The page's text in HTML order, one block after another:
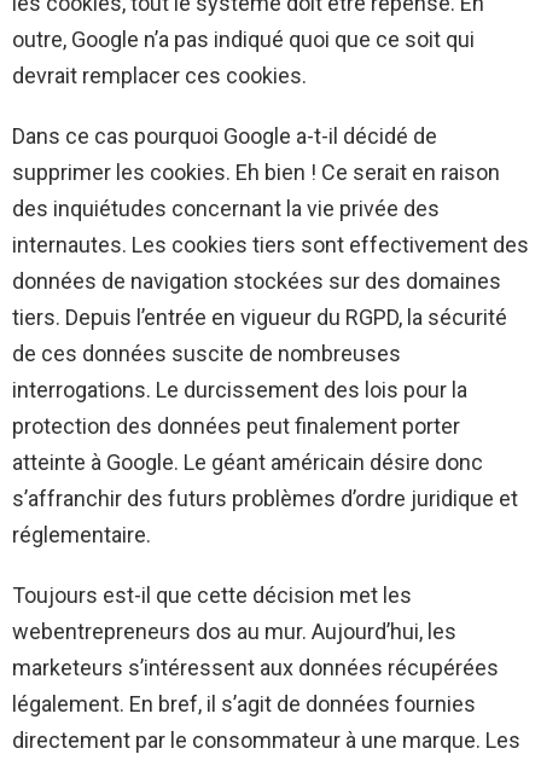
outre, Google n’a pas indiqué quoi que ce soit qui
devrait remplacer ces cookies.
Dans ce cas pourquoi Google a-t-il décidé de
supprimer les cookies. Eh bien ! Ce serait en raison
des inquiétudes concernant la vie privée des
internautes. Les cookies tiers sont effectivement des
données de navigation stockées sur des domaines
tiers. Depuis l’entrée en vigueur du RGPD, la sécurité
de ces données suscite de nombreuses
interrogations. Le durcissement des lois pour la
protection des données peut finalement porter
atteinte à Google. Le géant américain désire donc
s’affranchir des futurs problèmes d’ordre juridique et
réglementaire.
Toujours est-il que cette décision met les
webentrepreneurs dos au mur. Aujourd’hui, les
marketeurs s’intéressent aux données récupérées
légalement. En bref, il s’agit de données fournies
directement par le consommateur à une marque. Les